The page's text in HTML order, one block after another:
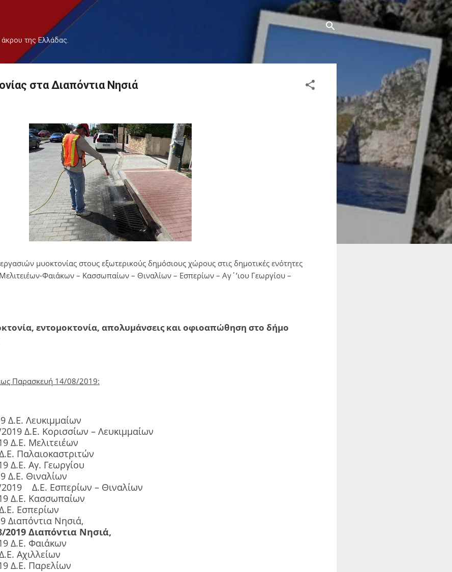
Μετάβαση στο κύριο περιεχόμενο
της Ελλάδας.
στα Διαπόντια Νησιά
μυοκτονίας στους εξωτερικούς δημόσιους χώρους στις δημοτικές ενότητες
Φαιάκων – Κασσωπαίων – Θιναλίων – Εσπερίων – Αγ΄’ιου Γεωργίου –
εντομοκτονία, απολυμάνσεις και οφιοαπώθηση στο δήμο
Παρασκευή 14/08/2019:
Δ.Ε. Λευκιμμαίων
Δ.Ε. Κορισσίων – Λευκιμμαίων
Δ.Ε. Μελιτειέων
Παλαιοκαστριτών
Δ.Ε. Αγ. Γεωργίου
Δ.Ε. Θιναλίων
Δ.Ε. Εσπερίων – Θιναλίων
Δ.Ε. Κασσωπαίων
Εσπερίων
Διαπόντια Νησιά,
Διαπόντια Νησιά,
Δ.Ε. Φαιάκων
Αχιλλείων
Δ.Ε. Παρελίων